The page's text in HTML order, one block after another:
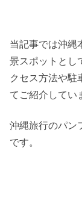
当記事では沖縄
景スポットとし
クセス方法や駐
てご紹介してい
沖縄旅行のパン
です。